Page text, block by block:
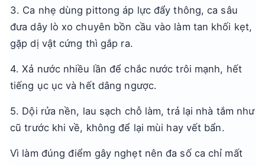
3. Ca nhẹ dùng pittong áp lực đẩy thông, ca sâu
đưa dây lò xo chuyên bồn cầu vào làm tan khối kẹt,
gặp dị vật cứng thì gắp ra.
4. Xả nước nhiều lần để chắc nước trôi mạnh, hết
tiếng ục ục và hết dâng ngược.
5. Dội rửa nền, lau sạch chỗ làm, trả lại nhà tắm như
cũ trước khi về, không để lại mùi hay vết bẩn.
Vì làm đúng điểm gây nghẹt nên đa số ca chỉ mất